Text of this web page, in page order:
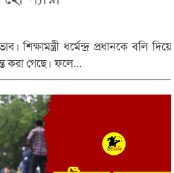
ধর্মেন্দ্র প্রধানকে বলি দিয়ে
করা গেছে। ফলে...